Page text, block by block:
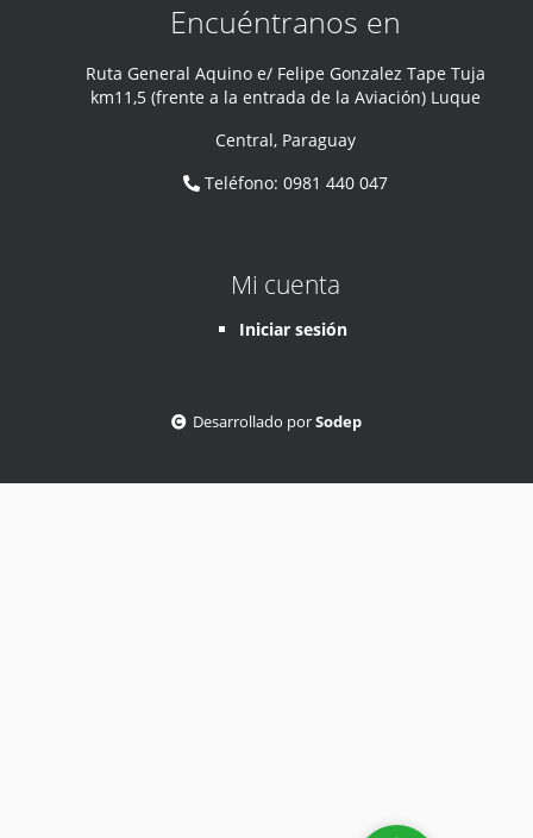
Encuéntranos en
Ruta General Aquino e/ Felipe Gonzalez Tape Tuja
km11,5 (frente a la entrada de la Aviación) Luque
Central, Paraguay
Teléfono:0981 440 047
Mi cuenta
Iniciar sesión
Desarrollado porSodep